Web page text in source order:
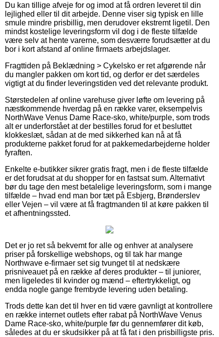
Du kan tillige afveje for og imod at få ordren leveret til din
lejlighed eller til dit arbejde. Denne viser sig typisk en lille
smule mindre prisbillig, men derudover ekstremt ligetil. Den
mindst kostelige leveringsform vil dog i de fleste tilfælde
være selv at hente varerne, som desværre forudsætter at du
bor i kort afstand af online firmaets arbejdslager.
Fragttiden på Beklædning > Cykelsko er ret afgørende når
du mangler pakken om kort tid, og derfor er det særdeles
vigtigt at du finder leveringstiden ved det relevante produkt.
Størstedelen af online varehuse giver løfte om levering på
næstkommende hverdag på en række varer, eksempelvis
NorthWave Venus Dame Race-sko, white/purple, som trods
alt er underforstået at der bestilles forud for et besluttet
klokkeslæt, sådan at de med sikkerhed kan nå at få
produkterne pakket forud for at pakkemedarbejderne holder
fyraften.
Enkelte e-butikker sikrer gratis fragt, men i de fleste tilfælde
er det forudsat at du shopper for en fastsat sum. Alternativt
bør du tage den mest betalelige leveringsform, som i mange
tilfælde – hvad end man bor tæt på Esbjerg, Brønderslev
eller Vejen – vil være at få fragtmanden til at køre pakken til
et afhentningssted.
Det er jo ret så bekvemt for alle og enhver at analysere
priser på forskellige webshops, og til tak har mange
Northwave e-firmaer set sig tvunget til at nedskære
prisniveauet på en række af deres produkter – til juniorer,
men ligeledes til kvinder og mænd – eftertrykkeligt, og
endda nogle gange frembyde levering uden betaling.
Trods dette kan det til hver en tid være gavnligt at kontrollere
en række internet outlets efter rabat på NorthWave Venus
Dame Race-sko, white/purple før du gennemfører dit køb,
således at du er skudsikker på at få fat i den prisbilligste pris.